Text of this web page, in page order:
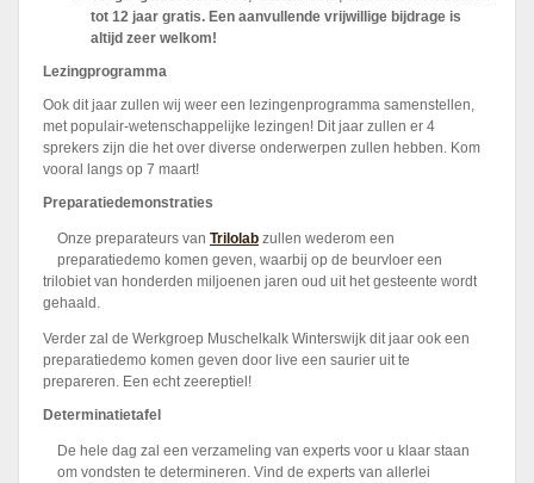
tot 12 jaar gratis. Een aanvullende vrijwillige bijdrage is
altijd zeer welkom!
Lezingprogramma
Ook dit jaar zullen wij weer een lezingenprogramma samenstellen,
met populair-wetenschappelijke lezingen! Dit jaar zullen er 4
sprekers zijn die het over diverse onderwerpen zullen hebben. Kom
vooral langs op 7 maart!
Preparatiedemonstraties
Onze preparateurs van Trilolab zullen wederom een
preparatiedemo komen geven, waarbij op de beurvloer een
trilobiet van honderden miljoenen jaren oud uit het gesteente wordt
gehaald.
Verder zal de Werkgroep Muschelkalk Winterswijk dit jaar ook een
preparatiedemo komen geven door live een saurier uit te
prepareren. Een echt zeereptiel!
Determinatietafel
De hele dag zal een verzameling van experts voor u klaar staan
om vondsten te determineren. Vind de experts van allerlei